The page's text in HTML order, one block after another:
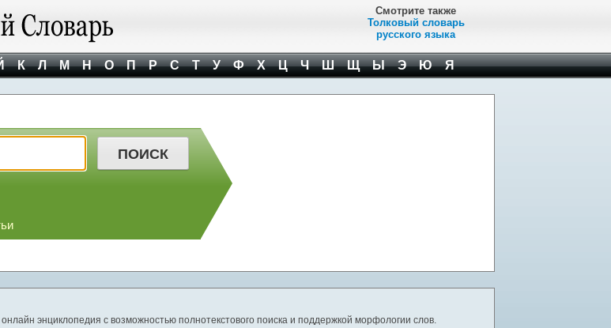
Смотрите также
Толковый словарь
русского языка
К Л М Н О П Р С Т У Ф Х Ц Ч Ш Щ Ы Э Ю Я
энциклопедия с возможностью полнотекстового поиска и поддержкой морфологии слов.